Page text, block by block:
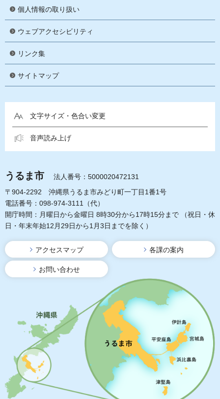
個人情報の取り扱い
ウェブアクセシビリティ
リンク集
サイトマップ
文字サイズ・色合い変更
音声読み上げ
うるま市
法人番号：5000020472131
〒904-2292 沖縄県うるま市みどり町一丁目1番1号
電話番号：098-974-3111（代）
開庁時間：月曜日から金曜日 8時30分から17時15分まで
（祝日・休
日・年末年始12月29日から1月3日までを除く）
アクセスマップ 各課の案内
お問い合わせ